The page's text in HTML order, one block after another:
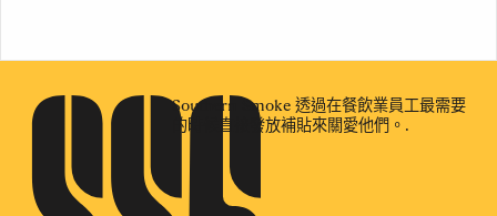
Southern Smoke 透過在餐飲業員工最需要
的時候直接發放補貼來關愛他們。.